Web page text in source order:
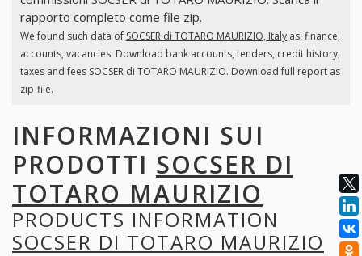
rapporto completo come file zip.
We found such data of SOCSER di TOTARO MAURIZIO, Italyas: finance,
accounts, vacancies. Download bank accounts, tenders, credit history,
taxes and fees SOCSER di TOTARO MAURIZIO. Download full report as
zip-file.
INFORMAZIONI SUI
PRODOTTI SOCSER DI
TOTARO MAURIZIO
PRODUCTS INFORMATION
SOCSER DI TOTARO MAURIZIO